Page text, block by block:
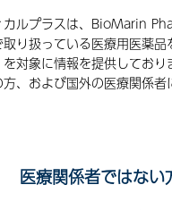
量分析医学応用研究施
先生 岡山医療センタ
んの生活を変える治療
カルプラスは、BioMarin
り扱っている医療用医薬
対象に情報を提供しており
、および国外の医療関係者
医療関係者ではない